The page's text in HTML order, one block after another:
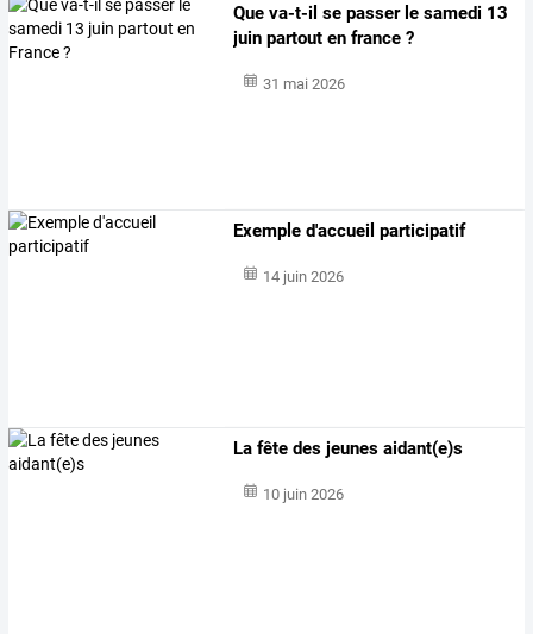
Que va-t-il se passer le samedi 13
juin partout en france ?
31 mai 2026
Exemple d'accueil participatif
14 juin 2026
La fête des jeunes aidant(e)s
10 juin 2026